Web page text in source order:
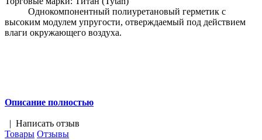
Однокомпонентный полиуретановый герметик с
высоким модулем упругости, отверждаемый под действием
влаги окружающего воздуха.
Описание полностью
| Написать отзыв
Товары Отзывы